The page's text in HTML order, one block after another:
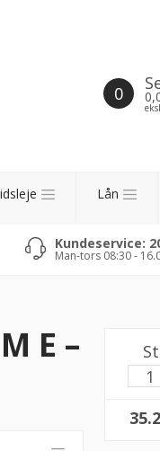
0
Lån
Kundeservice:
Man-tors 08:30 -
E –